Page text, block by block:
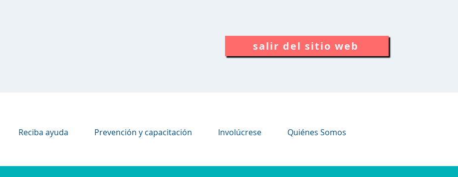
salir del sitio web
Reciba ayuda Prevención y capacitación Involúcrese Quiénes Somos